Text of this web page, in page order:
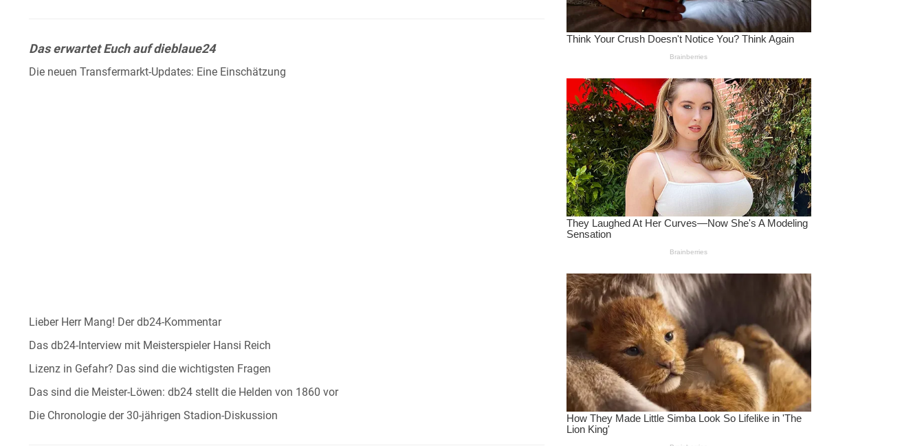
Das erwartet Euch auf dieblaue24
Die neuen Transfermarkt-Updates: Eine Einschätzung
Lieber Herr Mang! Der db24-Kommentar
Das db24-Interview mit Meisterspieler Hansi Reich
Lizenz in Gefahr? Das sind die wichtigsten Fragen
Das sind die Meister-Löwen: db24 stellt die Helden von 1860 vor
Die Chronologie der 30-jährigen Stadion-Diskussion